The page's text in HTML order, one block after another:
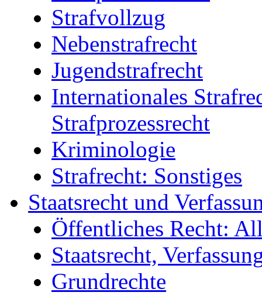
Strafvollzug
Nebenstrafrecht
Jugendstrafrecht
Internationales
Strafprozessrecht
Kriminologie
Strafrecht: Sonstiges
Staatsrecht und
Öffentliches Recht:
Staatsrecht,
Grundrechte